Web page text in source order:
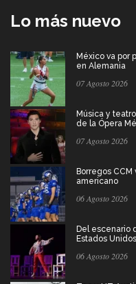
Lo más nuevo
México va por
en Alemania
07 Agosto 2026
Música y
de la Ópera
07 Agosto 2026
Borregos
americano
06 Agosto 2026
Del escenario
Estados Unidos
06 Agosto 2026